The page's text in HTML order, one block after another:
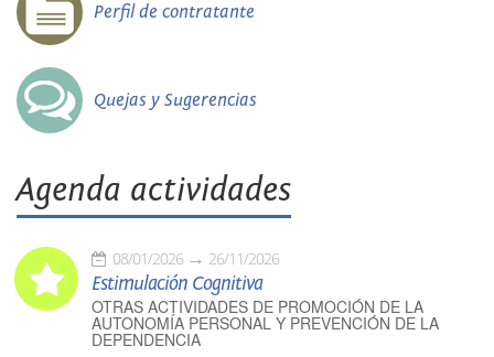
Perfil de contratante
Quejas y Sugerencias
Agenda actividades
08/01/2026 26/11/2026
Estimulación Cognitiva
OTRAS ACTIVIDADES DE PROMOCIÓN DE LA
AUTONOMÍA PERSONAL Y PREVENCIÓN DE LA
DEPENDENCIA